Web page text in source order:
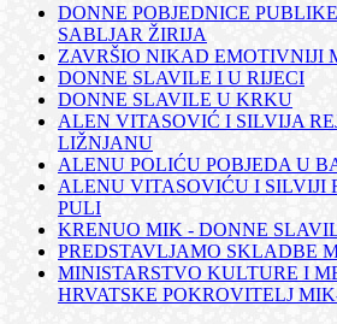
DONNE POBJEDNICE
SABLJAR ŽIRIJA
ZAVRŠIO NIKAD EMOTIVNIJI
DONNE SLAVILE I U RIJECI
DONNE SLAVILE U KRKU
ALEN VITASOVIĆ I SILVIJA
LIŽNJANU
ALENU POLIĆU POBJEDA U
ALENU VITASOVIĆU I SILVIJI
PULI
KRENUO MIK - DONNE
PREDSTAVLJAMO SKLADBE
MINISTARSTVO KULTURE I
HRVATSKE POKROVITELJ